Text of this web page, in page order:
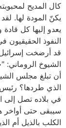
كال المديح
يكنّ المودة لها.
يعدو إليها كل
النفوذ الحقيقيون
قد أرضخت
الشيوخ
أن تبلغ مجلس
الذي طردها؟ رئيس
في بلاده تصل إلى
سيبقى حتى أواخر
الكلب بالذيل أم